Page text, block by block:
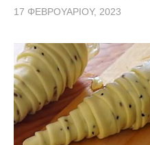
17 ΦΕΒΡΟΥΑΡΊΟΥ, 2023